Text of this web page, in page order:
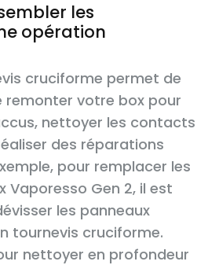
les
opération
cruciforme permet de
remonter votre box pour
nettoyer les contacts
des réparations
pour remplacer les
Vaporesso Gen 2, il est
les panneaux
tournevis cruciforme.
nettoyer en profondeur